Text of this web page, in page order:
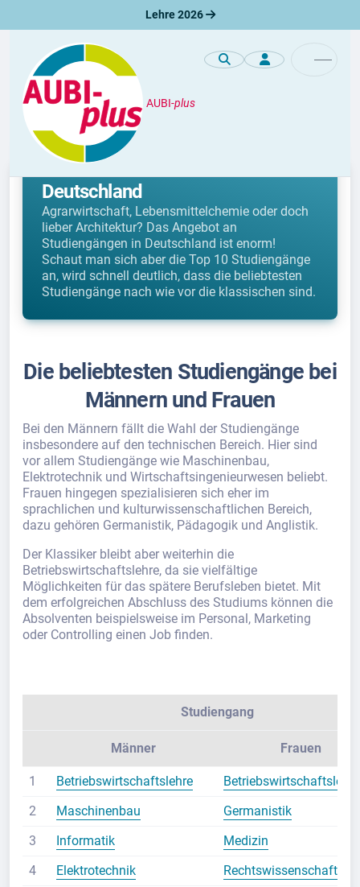
Lehre 2026
AUBI-plus
Was studieren
Top 10 Studiengänge in
Deutschland
Agrarwirtschaft, Lebensmittelchemie oder doch
lieber Architektur? Das Angebot an
Studiengängen in Deutschland ist enorm!
Schaut man sich aber die Top 10 Studiengänge
an, wird schnell deutlich, dass die beliebtesten
Studiengänge nach wie vor die klassischen sind.
Die beliebtesten Studiengänge bei
Männern und Frauen
Bei den Männern fällt die Wahl der Studiengänge
insbesondere auf den technischen Bereich. Hier sind
vor allem Studiengänge wie Maschinenbau,
Elektrotechnik und Wirtschaftsingenieurwesen beliebt.
Frauen hingegen spezialisieren sich eher im
sprachlichen und kulturwissenschaftlichen Bereich,
dazu gehören Germanistik, Pädagogik und Anglistik.
Der Klassiker bleibt aber weiterhin die
Betriebswirtschaftslehre, da sie vielfältige
Möglichkeiten für das spätere Berufsleben bietet. Mit
dem erfolgreichen Abschluss des Studiums können die
Absolventen beispielsweise im Personal, Marketing
oder Controlling einen Job finden.
Studiengang
Männer Frauen
1 Betriebswirtschaftslehre
Betriebswirtschaftslehre
2
Maschinenbau
Germanistik
3
Informatik
Medizin
4
Elektrotechnik
Rechtswissenschaften